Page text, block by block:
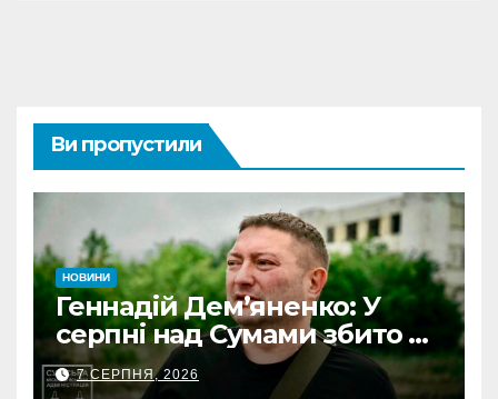
Ви пропустили
НОВИНИ
Геннадій Дем’яненко: У
серпні над Сумами збито 6
КАБів
7 СЕРПНЯ, 2026